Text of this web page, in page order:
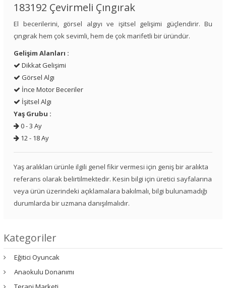
183192 Çevirmeli Çıngırak
El becerilerini, görsel algıyı ve işitsel gelişimi güçlendirir. Bu
çıngırak hem çok sevimli, hem de çok marifetli bir üründür.
Gelişim Alanları :
Dikkat Gelişimi
Görsel Algı
İnce Motor Beceriler
İşitsel Algı
Yaş Grubu :
0 - 3 Ay
12 - 18 Ay
Yaş aralıkları ürünle ilgili genel fikir vermesi için geniş bir aralıkta
referans olarak belirtilmektedir. Kesin bilgi için üretici sayfalarına
veya ürün üzerindeki açıklamalara bakılmalı, bilgi bulunamadığı
durumlarda bir uzmana danışılmalıdır.
Kategoriler
Eğitici Oyuncak
Anaokulu Donanımı